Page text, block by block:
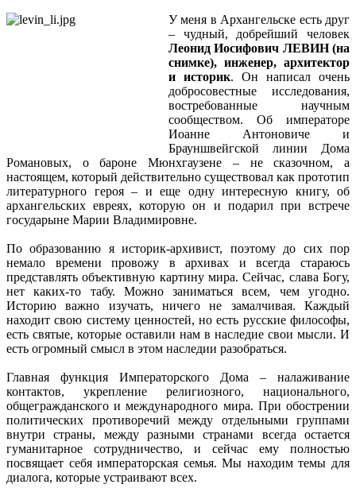
У меня в Архангельске есть друг
– чудный, добрейший человек
Леонид Иосифович ЛЕВИН (на
снимке), инженер, архитектор
и историк. Он написал очень
добросовестные исследования,
востребованные научным
сообществом. Об императоре
Иоанне Антоновиче и
Брауншвейгской линии Дома
Романовых, о бароне Мюнхгаузене – не сказочном, а
настоящем, который действительно существовал как прототип
литературного героя – и еще одну интересную книгу, об
архангельских евреях, которую он и подарил при встрече
государыне Марии Владимировне.
По образованию я историк-архивист, поэтому до сих пор
немало времени провожу в архивах и всегда стараюсь
представлять объективную картину мира. Сейчас, слава Богу,
нет каких-то табу. Можно заниматься всем, чем угодно.
Историю важно изучать, ничего не замалчивая. Каждый
находит свою систему ценностей, но есть русские философы,
есть святые, которые оставили нам в наследие свои мысли. И
есть огромный смысл в этом наследии разобраться.
Главная функция Императорского Дома – налаживание
контактов, укрепление религиозного, национального,
общегражданского и международного мира. При обострении
политических противоречий между отдельными группами
внутри страны, между разными странами всегда остается
гуманитарное сотрудничество, и сейчас ему полностью
посвящает себя императорская семья. Мы находим темы для
диалога, которые устраивают всех.